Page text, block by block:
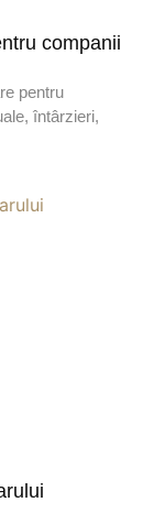
companii
pentru
întârzieri,